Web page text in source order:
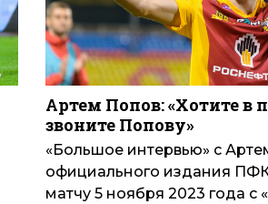
Артем Попов: «Хотите в
звоните Попову»
«Большое интервью» с
официального издания ПФК
матчу 5 ноября 2023 года с